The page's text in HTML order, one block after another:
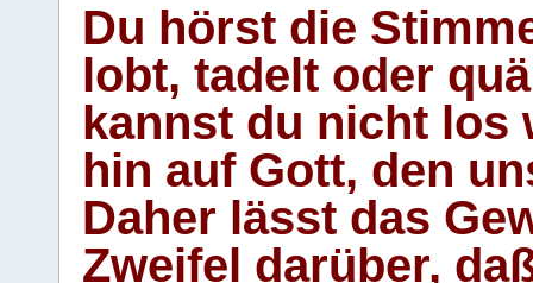
Du hörst die
lobt, tadelt oder
kannst du nicht los
hin auf Gott, den
Daher lässt das
Zweifel darüber,